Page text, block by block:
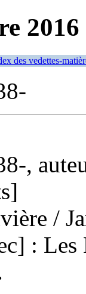
2016
des vedettes-
,
/
: